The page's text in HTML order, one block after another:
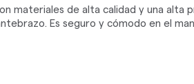
materiales de alta calidad y una alta
Es seguro y cómodo en el